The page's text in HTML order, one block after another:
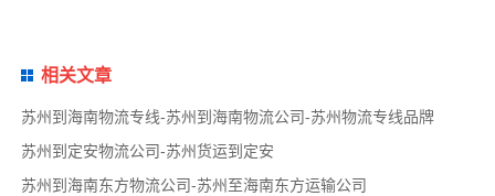
相关文章
苏州到海南物流专线-苏州到海南物流公司-苏州物流专线品牌
苏州到定安物流公司-苏州货运到定安
苏州到海南东方物流公司-苏州至海南东方运输公司